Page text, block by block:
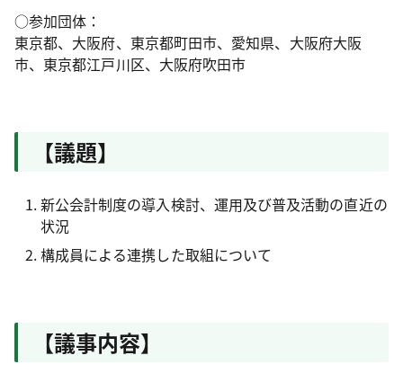
○参加団体：
東京都、大阪府、東京都町田市、愛知県、大阪府大阪
市、東京都江戸川区、大阪府吹田市
【議題】
新公会計制度の導入検討、運用及び普及活動の直近の
状況
構成員による連携した取組について
【議事内容】